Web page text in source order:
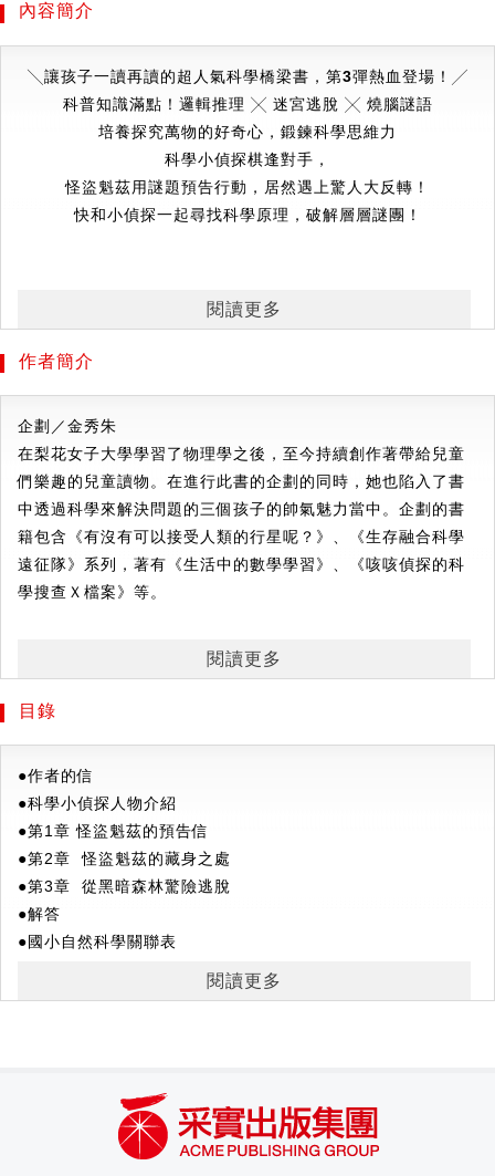
內容簡介
╲讓孩子一讀再讀的超人氣科學橋梁書，第3彈熱血登場！╱
科普知識滿點！ 邏輯推理 ╳ 迷宮逃脫 ╳ 燒腦謎語
培養探究萬物的好奇心，鍛鍊科學思維力
科學小偵探棋逢對手，
怪盜魁茲用謎題預告行動，居然遇上驚人大反轉！
快和小偵探一起尋找科學原理，破解層層謎團！
科學小偵探三人組這次遇到了一個極大挑戰！
瓷。
圖，
糟糕！科學小偵探被怪盜挾持囚禁 了！
最後，他們是否能憑著堅定毅力和聰明機智逃脫 成功呢？
令人大吃一驚的，還有接連不斷的意外反轉！
如果你也熱愛科學、熱衷推理，快加入我們一起偵查解密吧！
◎怪盜魁茲刊登偷竊預告信！如何從寫著各種昆蟲的圖片上找
◎了解什麼是混合物，才能找出通往怪盜藏身之處的路，該如
何分辨？
◎一扇沒有把手也沒有鎖的門，找到祕密機關才能打開，你有
◎了解月相和節慶習俗，才能拼上正確拼圖來開啟密室，正確
答案是……
◎密室逃脫的危機！這次要從各種相似的石頭裡找出玄武岩，
你了解每種石頭的特色嗎？
◎沒有指南針也沒有手機！你能透過夜空的星星找出方向，逃
出黑暗森林嗎？
◎怪盜最後留下像外星文的暗號，全智基用鏡子破解成功，答
#植物世界面面觀
#混合物的分離
#大地的奧祕
閱讀更多
作者簡介
企劃／金秀朱
在梨花女子大學學習了物理學之後，至今持續創作著帶給兒童
們樂趣的兒童讀物。在進行此書的企劃的同時，她也陷入了書
中透過科學來解決問題的三個孩子的帥氣魅力當中。企劃的書
籍包含《有沒有可以接受人類的行星呢？》、《生存融合科學
遠征隊》系列，著有《生活中的數學學習》、《咳咳偵探的科
學搜查Ｘ檔案》等。
出版兒童知識書籍。她不斷思考著有沒有能夠讓孩子有趣閱
人類的行星呢？》、《生活中的數學學習》、《要怎麼活下
去？》等。
圖／趙勝衍
在弘益大學和法國學習繪畫，現在是兒童繪本的插畫家。繪圖
的書籍作品包含《數學偵探》系列叢書、《芝麻開門，韓國
史》系列叢書、《未來來臨，遺傳基因》、《放學後的超能力
俱樂部》、《幸福，那是什麼呢？》、《危險的海鷗》、《潭
潭洞十字路口萬福電信社》等。
閱讀更多
目錄
●作者的信
●科學小偵探人物介紹
●第1章 怪盜魁茲的預告信
●第2章 怪盜魁茲的藏身之處
●第3章 從黑暗森林驚險逃脫
●解答
●國小自然科學關聯表
閱讀更多